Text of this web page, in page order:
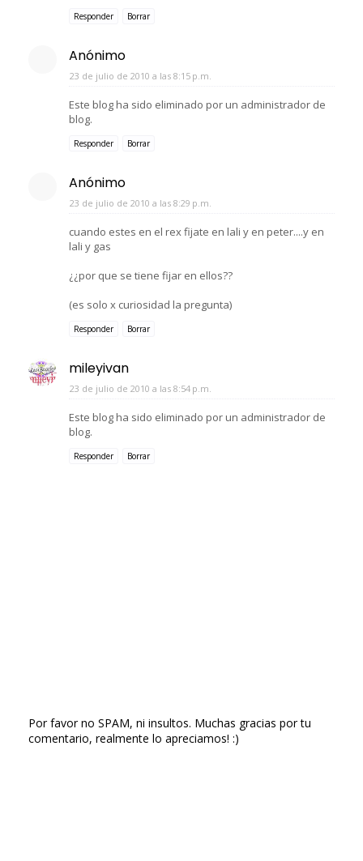
Responder Borrar
Anónimo
23 de julio de 2010 a las 8:15 p.m.
Este blog ha sido eliminado por un administrador de
blog.
Responder Borrar
Anónimo
23 de julio de 2010 a las 8:29 p.m.
cuando estes en el rex fijate en lali y en peter....y en
lali y gas
¿¿por que se tiene fijar en ellos??
(es solo x curiosidad la pregunta)
Responder Borrar
mileyivan
23 de julio de 2010 a las 8:54 p.m.
Este blog ha sido eliminado por un administrador de
blog.
Responder Borrar
Por favor no SPAM, ni insultos. Muchas gracias por tu
comentario, realmente lo apreciamos! :)